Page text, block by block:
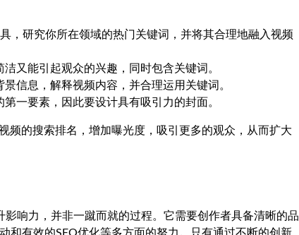
，研究你所在领域的热门关键词，并将其合理地融入视频
又能引起观众的兴趣，同时包含关键词。
信息，解释视频内容，并合理运用关键词。
一要素，因此要设计具有吸引力的封面。
频的搜索排名，增加曝光度，吸引更多的观众，从而扩大
影响力，并非一蹴而就的过程。它需要创作者具备清晰的品